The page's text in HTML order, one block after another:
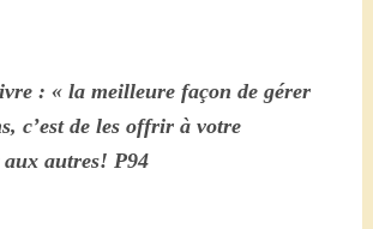
: « la meilleure façon de gérer
c’est de les offrir à votre
autres! P94